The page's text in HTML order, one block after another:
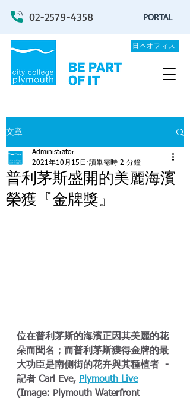
日本オフィス
02-2579-4358 PORTAL
文章
普利茅斯盛開的美麗海濱
榮獲『金牌獎』
Administrator
2021年10月15日 讀畢需時 2 分鐘
位在普利茅斯的海濱正因其美麗的花
朵而聞名；而普利茅斯獲得金牌的最
大功臣是南側街的花卉與其種植者  -
記者 Carl Eve, Plymouth Live
(Image: Plymouth Waterfront